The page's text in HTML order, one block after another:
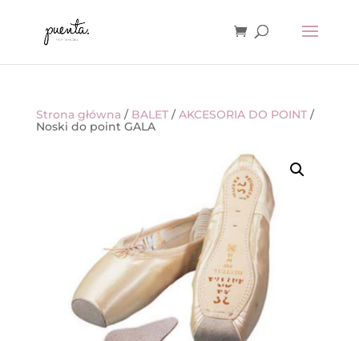
Strona główna / BALET/AKCESORIA DO POINT/
Noski do point GALA